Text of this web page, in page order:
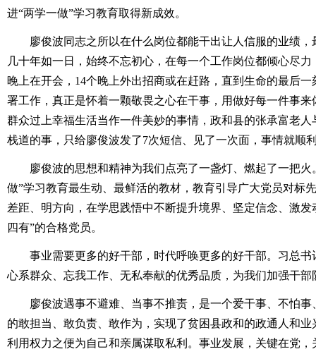
进“两学一做”学习教育取得新成效。
廖俊波同志之所以在什么岗位都能干出让人信服的业绩，
几十年如一日，始终不忘初心，在每一个工作岗位都倾心尽
晚上在开会，14个晚上外出招商或在赶路，直到生命的最后
署工作，真正是怀着一颗敬畏之心在干事，用做好每一件事
群众过上幸福生活当作一件美妙的事情，政和县的张承富老
栈道的事，只给廖俊波发了7次短信、见了一次面，事情就顺
廖俊波的思想和精神为我们点亮了一盏灯、燃起了一把火
做”学习教育最生动、最鲜活的教材，教育引导广大党员对标
差距、明方向，在学思践悟中不断提升境界、坚定信念、激发
四有”的合格党员。
事业需要更多的好干部，时代呼唤更多的好干部。习总书
心系群众、忘我工作、无私奉献的优秀品质，为我们加强干
廖俊波遇事不避难、当事不推责，是一个爱干事、不怕事
的敢担当、敢负责、敢作为，实现了贫困县政和的政通人和
利用权力之便为自己和亲属谋取私利。事业发展，关键在党